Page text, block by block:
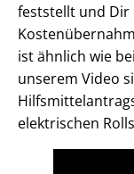
feststellt und Dir
ist ähnlich wie
unserem Video
elektrischen